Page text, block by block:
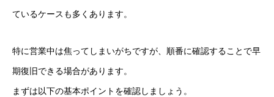
ているケースも多くあります。
特に営業中は焦ってしまいがちですが、順番に確認することで早
期復旧できる場合があります。
まずは以下の基本ポイントを確認しましょう。